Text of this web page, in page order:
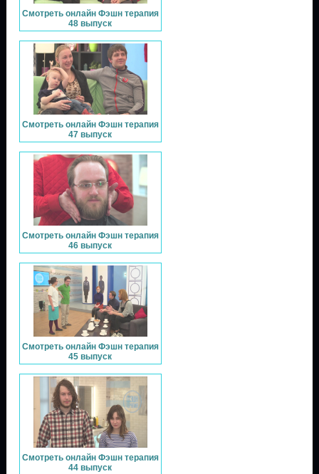
Смотреть онлайн Фэшн терапия
48 выпуск
Смотреть онлайн Фэшн терапия
47 выпуск
Смотреть онлайн Фэшн терапия
46 выпуск
Смотреть онлайн Фэшн терапия
45 выпуск
Смотреть онлайн Фэшн терапия
44 выпуск